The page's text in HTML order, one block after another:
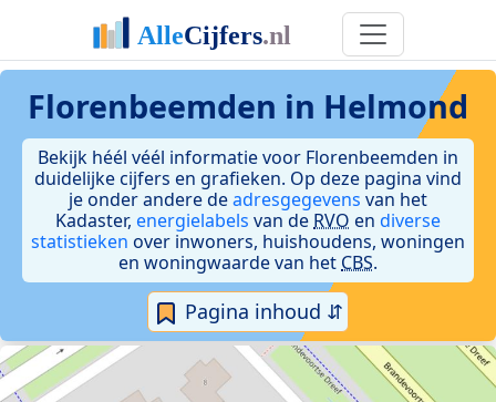
Florenbeemden in Helmond
Bekijk héél véél informatie voor Florenbeemden in
duidelijke cijfers en grafieken. Op deze pagina vind
je onder andere deadresgegevens van het
Kadaster, energielabels van de RVO en diverse
statistieken over inwoners, huishoudens, woningen
en woningwaarde van het CBS.
Pagina inhoud ⇵